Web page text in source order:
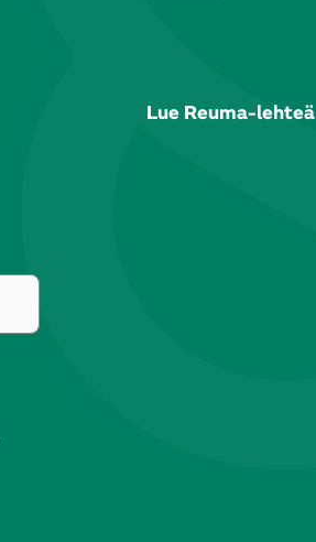
Lue Reuma-lehteä